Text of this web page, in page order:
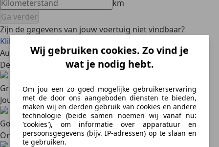
km
Ga verder
Zijn de gegevens van jouw voertuig niet vindbaar?
Klik hier om de gegevens handmatig in te voeren
Auto gratis verkopen op AutoScout24
De voordelen
Gratis
Jouw basisadvertentie is gratis
Goede verkoopprijs
Onderhandel en ontvang een goede verkoopprijs
Wij gebruiken cookies. Zo vind je
wat je nodig hebt.
Om jou een zo goed mogelijke gebruikerservaring
met de door ons aangeboden diensten te bieden,
maken wij en derden gebruik van cookies en andere
technologie (beide samen noemen wij vanaf nu:
'cookies'), om informatie over apparatuur en
persoonsgegevens (bijv. IP-adressen) op te slaan en
te gebruiken.